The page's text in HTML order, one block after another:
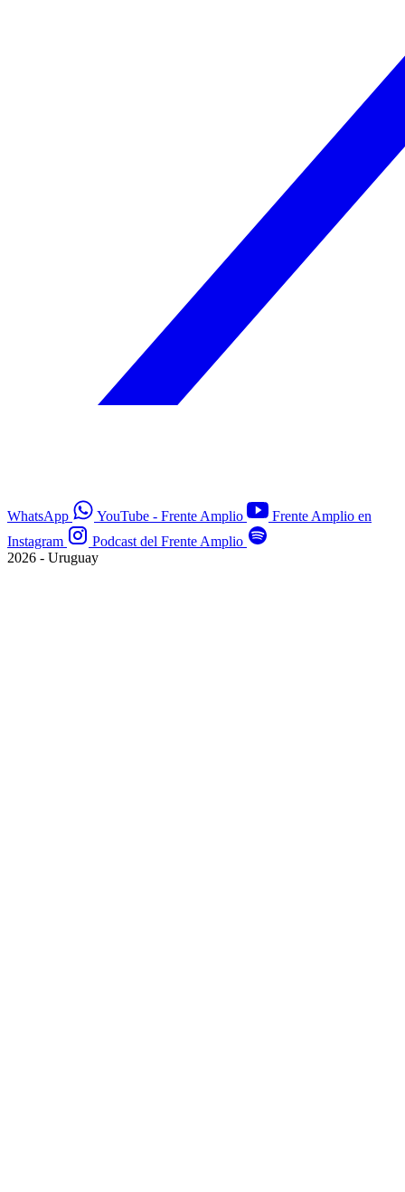
WhatsApp YouTube - Frente Amplio
Frente Amplio en
Instagram
Podcast del Frente Amplio
2026 - Uruguay